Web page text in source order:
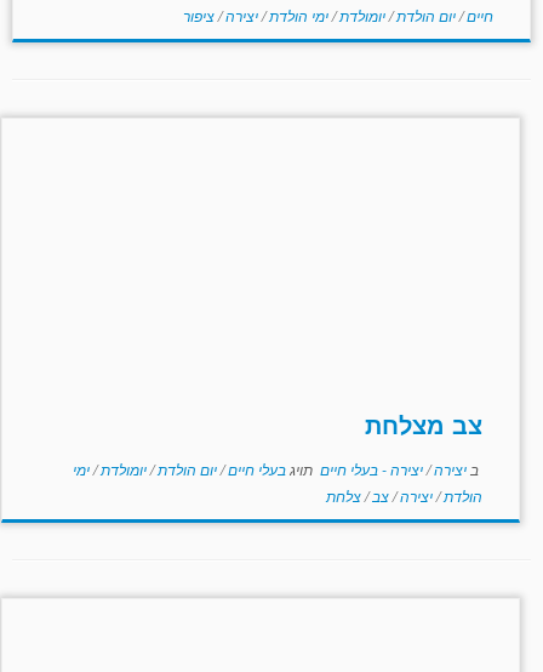
חיים/יום הולדת/יומולדת/ימי הולדת/יצירה/ציפור
צב מצלחת
ב יצירה/יצירה - בעלי חיים תויגבעלי חיים/יום הולדת/יומולדת/ימי
הולדת/יצירה/צב/צלחת